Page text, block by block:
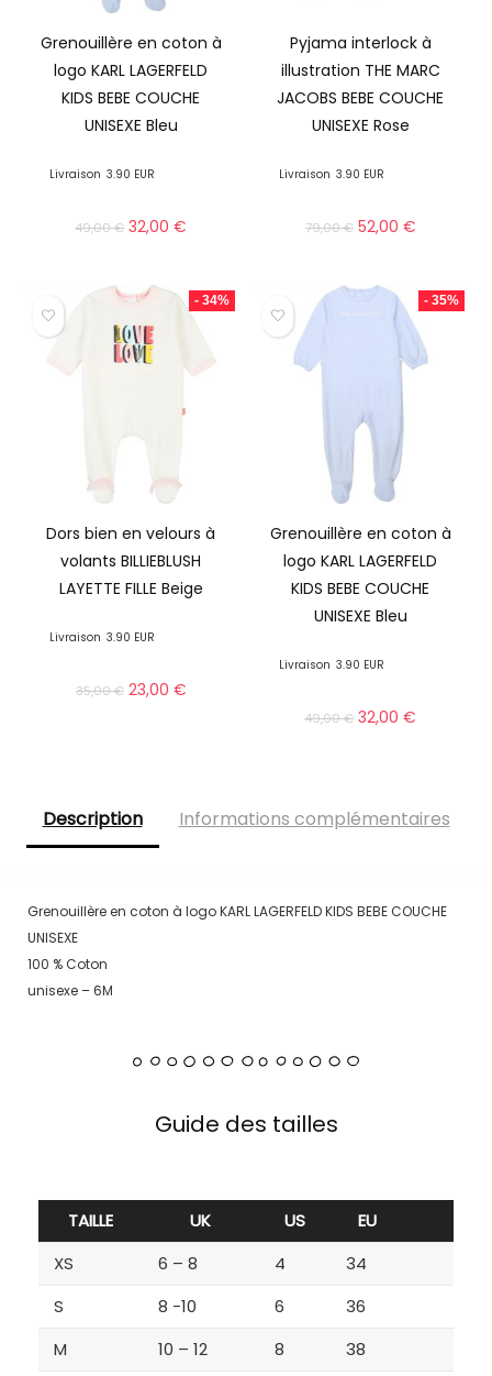
Grenouillère en coton à
logo KARL LAGERFELD
KIDS BEBE COUCHE
UNISEXE Bleu
Livraison 3.90 EUR
49,00€ 32,00€
Pyjama interlock à
illustration THE MARC
JACOBS BEBE COUCHE
UNISEXE Rose
Livraison 3.90 EUR
79,00€ 52,00 €
- 34%
Dors bien en velours à
volants BILLIEBLUSH
LAYETTE FILLE Beige
Livraison 3.90 EUR
35,00€ 23,00 €
- 35%
Grenouillère en coton à
logo KARL LAGERFELD
KIDS BEBE COUCHE
UNISEXE Bleu
Livraison 3.90 EUR
49,00€ 32,00€
Description Informations complémentaires
Grenouillère en coton à logo KARL LAGERFELD KIDS BEBE COUCHE
UNISEXE
100 % Coton
unisexe – 6M
Guide des tailles
TAILLE UK US
EU
XS
6 – 8 4
34
S
8 -10 6
36
M
10 – 12 8
38